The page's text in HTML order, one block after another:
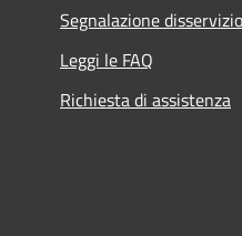
Segnalazione disservizio
Leggi le FAQ
Richiesta di assistenza